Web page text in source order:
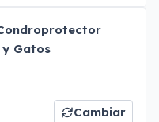
Gatos
Cambiar